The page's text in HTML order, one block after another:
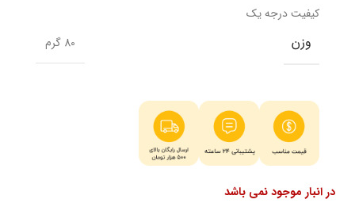
کیفیت درجه یک
وزن 80 گرم
در انبار موجود نمی باشد